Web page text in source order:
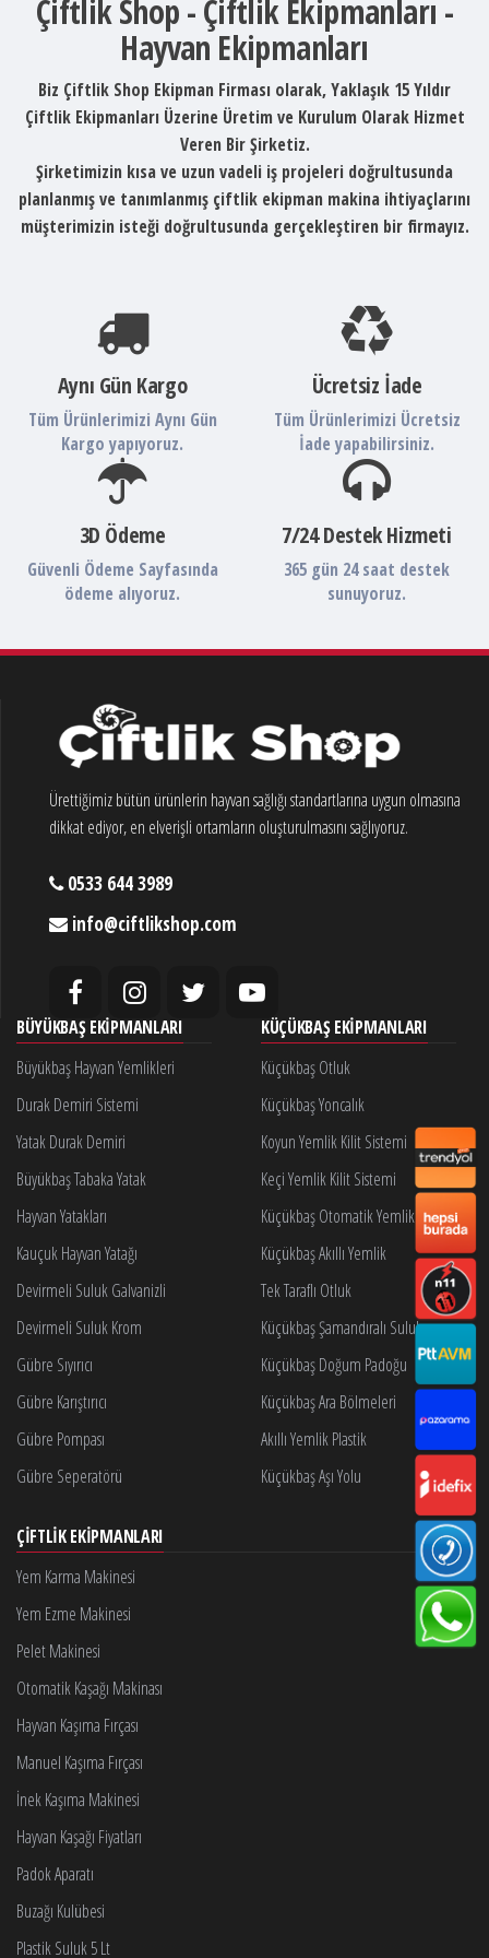
Çiftlik Shop - Çiftlik Ekipmanları -
Hayvan Ekipmanları
Biz Çiftlik Shop Ekipman Firması olarak, Yaklaşık 15 Yıldır
Çiftlik Ekipmanları Üzerine Üretim ve Kurulum Olarak Hizmet
Veren Bir Şirketiz.
Şirketimizin kısa ve uzun vadeli iş projeleri doğrultusunda
planlanmış ve tanımlanmış çiftlik ekipman makina ihtiyaçlarını
müşterimizin isteği doğrultusunda gerçekleştiren bir firmayız.
Aynı Gün Kargo
Tüm Ürünlerimizi Aynı Gün
Kargo yapıyoruz.
Ücretsiz İade
Tüm Ürünlerimizi Ücretsiz
İade yapabilirsiniz.
3D Ödeme
Güvenli Ödeme Sayfasında
ödeme alıyoruz.
7/24 Destek Hizmeti
365 gün 24 saat destek
sunuyoruz.
Ürettiğimiz bütün ürünlerin hayvan sağlığı standartlarına uygun olmasına
dikkat ediyor, en elverişli ortamların oluşturulmasını sağlıyoruz.
0533 644 3989
info@ciftlikshop.com
BÜYÜKBAŞ EKIPMANLARI
Büyükbaş Hayvan Yemlikleri
Durak Demiri Sistemi
Yatak Durak Demiri
Büyükbaş Tabaka Yatak
Hayvan Yatakları
Kauçuk Hayvan Yatağı
Devirmeli Suluk Galvanizli
Devirmeli Suluk Krom
Gübre Sıyırıcı
Gübre Karıştırıcı
Gübre Pompası
Gübre Seperatörü
KÜÇÜKBAŞ EKIPMANLARI
Küçükbaş Otluk
Küçükbaş Yoncalık
Koyun Yemlik Kilit Sistemi
Keçi Yemlik Kilit Sistemi
Küçükbaş Otomatik Yemlik Kilidi
Küçükbaş Akıllı Yemlik
Tek Taraflı Otluk
Küçükbaş Şamandıralı Suluk
Küçükbaş Doğum Padoğu
Küçükbaş Ara Bölmeleri
Akıllı Yemlik Plastik
Küçükbaş Aşı Yolu
ÇIFTLIK EKIPMANLARI
Yem Karma Makinesi
Yem Ezme Makinesi
Pelet Makinesi
Otomatik Kaşağı Makinası
Hayvan Kaşıma Fırçası
Manuel Kaşıma Fırçası
İnek Kaşıma Makinesi
Hayvan Kaşağı Fiyatları
Padok Aparatı
Buzağı Kulübesi
Plastik Suluk 5 Lt